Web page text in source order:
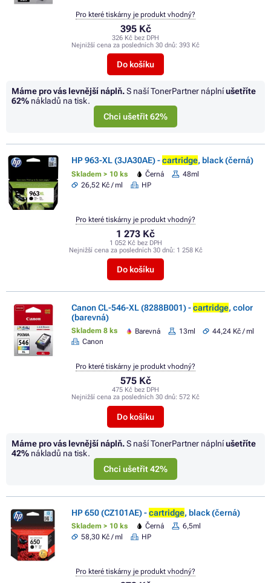
395 Kč
326 Kč bez DPH
Nejnižší cena za posledních 30 dnů: 393 Kč
Do košíku
Pro které tiskárny je produkt vhodný?
Máme pro vás levnější náplň.S naší TonerPartner náplníušetříte
62% nákladů na tisk.
Chci ušetřit 62%
HP 963-XL (3JA30AE) -cartridge, black (černá)
Skladem > 10 ks Černá
48ml
26,52 Kč / ml
HP
1 273 Kč
1 052 Kč bez DPH
Nejnižší cena za posledních 30 dnů: 1 258 Kč
Do košíku
Pro které tiskárny je produkt vhodný?
Canon CL-546-XL (8288B001) -cartridge, color
(barevná)
Skladem 8 ks Barevná 13ml
44,24 Kč / ml
Canon
575 Kč
475 Kč bez DPH
Nejnižší cena za posledních 30 dnů: 572 Kč
Do košíku
Pro které tiskárny je produkt vhodný?
Máme pro vás levnější náplň.S naší TonerPartner náplníušetříte
42% nákladů na tisk.
Chci ušetřit 42%
HP 650 (CZ101AE) -cartridge, black (černá)
Skladem > 10 ks Černá
6,5ml
58,30 Kč / ml
HP
Pro které tiskárny je produkt vhodný?